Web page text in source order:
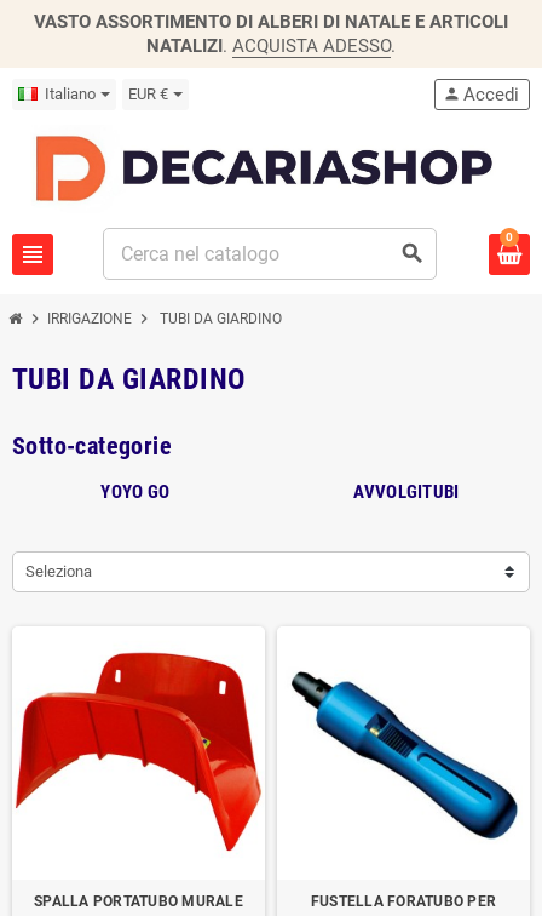
VASTO ASSORTIMENTO DI ALBERI DI NATALE E ARTICOLI
NATALIZI. ACQUISTA ADESSO.
Italiano EUR €
view_headline search
person Accedi
0
chevron_right IRRIGAZIONE chevron_right TUBI DA GIARDINO
TUBI DA GIARDINO
Sotto-categorie
YOYO GO AVVOLGITUBI
Seleziona
SPALLA PORTATUBO MURALE
FUSTELLA FORATUBO PER